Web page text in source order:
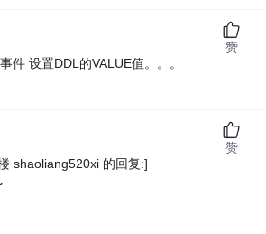
件 设置DDL的VALUE值。。。
赞
shaoliang520xi 的回复:]
赞